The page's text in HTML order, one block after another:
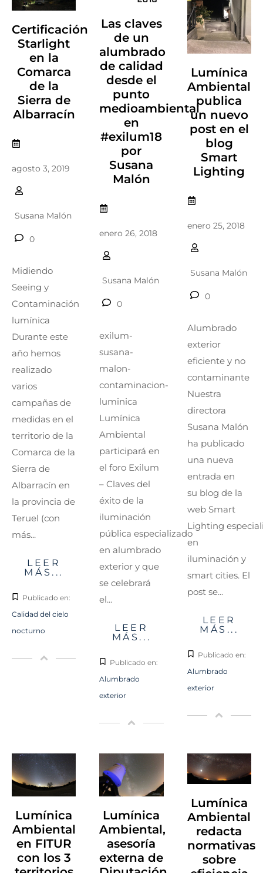
Certificación
Starlight
en la
Comarca
de la
Sierra de
Albarracín
agosto 3, 2019
Susana Malón
0
Midiendo
Seeing y
Contaminación
lumínica
Durante este
año hemos
realizado
varios
campañas de
medidas en el
territorio de la
Comarca de la
Sierra de
Albarracín en
la provincia de
Teruel (con
más...
LEER
MÁS...
Publicado en:
Calidad del cielo
nocturno
Las claves
de un
alumbrado
de calidad
desde el
punto
medioambiental
en
#exilum18
por
Susana
Malón
enero 26, 2018
Susana Malón
0
exilum-
susana-
malon-
contaminacion-
luminica
Lumínica
Ambiental
participará en
el foro Exilum
– Claves del
éxito de la
iluminación
pública especializado
en alumbrado
exterior y que
se celebrará
el...
LEER
MÁS...
Publicado en:
Alumbrado
exterior
Lumínica
Ambiental
publica
un nuevo
post en el
blog
Smart
Lighting
enero 25, 2018
Susana Malón
0
Alumbrado
exterior
eficiente y no
contaminante
Nuestra
directora
Susana Malón
ha publicado
una nueva
entrada en
su blog de la
web Smart
Lighting
en
iluminación y
smart cities. El
post se...
LEER
MÁS...
Publicado en:
Alumbrado
exterior
Lumínica
Ambiental
en FITUR
con los 3
Lumínica
Ambiental,
asesoría
externa de
Lumínica
Ambiental
redacta
normativas
sobre